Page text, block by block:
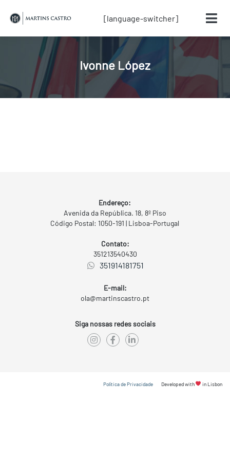
[language-switcher]
Ivonne López
Endereço:
Avenida da República. 18, 8º Piso
Código Postal: 1050-191 | Lisboa-Portugal
Contato:
351213540430
351914181751
E-mail:
ola@martinscastro.pt
Siga nossas redes sociais
Política de Privacidade Developed with in Lisbon